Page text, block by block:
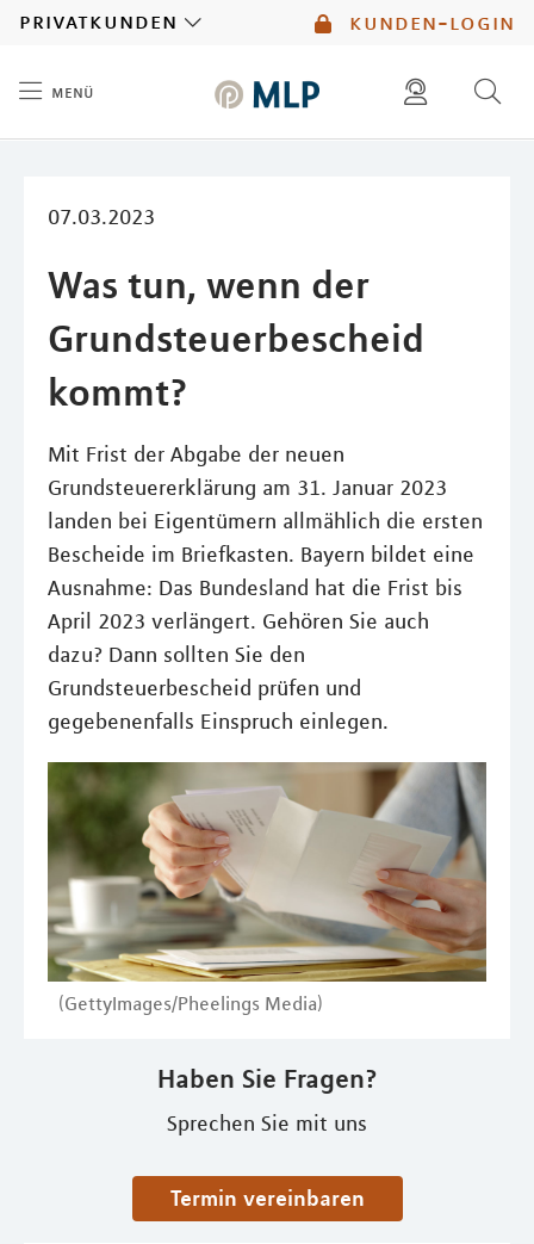
kunden-login
privatkunden
menü
07.03.2023
Was tun, wenn der
Grundsteuerbescheid
kommt?
Mit Frist der Abgabe der neuen
Grundsteuererklärung am 31. Januar 2023
landen bei Eigentümern allmählich die ersten
Bescheide im Briefkasten. Bayern bildet eine
Ausnahme: Das Bundesland hat die Frist bis
April 2023 verlängert. Gehören Sie auch
dazu? Dann sollten Sie den
Grundsteuerbescheid prüfen und
gegebenenfalls Einspruch einlegen.
(GettyImages/Pheelings Media)
Haben Sie Fragen?
Sprechen Sie mit uns
Termin vereinbaren